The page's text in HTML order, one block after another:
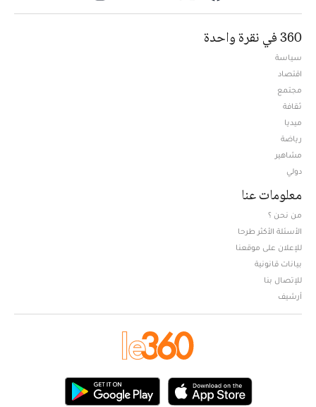
360 في نقرة واحدة
سياسة
اقتصاد
مجتمع
ثقافة
ميديا
رياضة
مشاهير
دولي
معلومات عنا
من نحن ؟
الأسئلة الأكثر طرحا
للإعلان على موقعنا
بيانات قانونية
للإتصال بنا
أرشيف